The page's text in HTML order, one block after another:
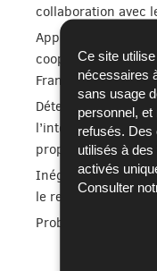
Ce site
nécessaires
sans usage
personnel,
refusés. Des
utilisés à
activés
Consulter
collaboration avec
Approbation des
coopération
France
Détermination du
l’intégration des
propriété du CGDIS
Inégalités quant
le représentant de
Problèmes dans le